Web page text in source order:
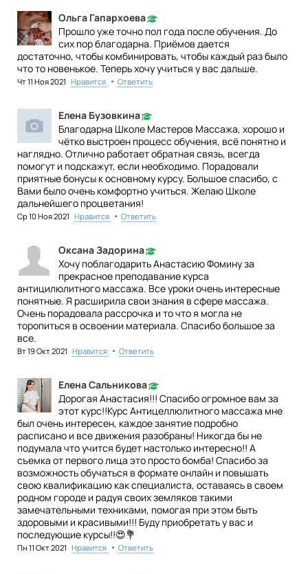
Ольга Гапархоева
Прошло уже точно пол года после обучения. До
сих пор благодарна. Приёмов дается
достаточно, чтобы комбинировать, чтобы каждый раз было
что то новенькое. Теперь хочу учиться у вас дальше.
Чт 11 Ноя 2021 Нравится • Ответить
Елена Бузовкина
Благодарна Школе Мастеров Массажа, хорошо и
чётко выстроен процесс обучения, всё понятно и
наглядно. Отлично работает обратная связь, всегда
помогут и подскажут, если необходимо. Порадовали
приятные бонусы к основному курсу. Большое спасибо, с
Вами было очень комфортно учиться. Желаю Школе
дальнейшего процветания!
Ср 10 Ноя 2021 Нравится • Ответить
Оксана Задорина
Хочу поблагодарить Анастасию Фомину за
прекрасное преподавание курса
антицилюлитного массажа. Все уроки очень интересные
понятные. Я расширила свои знания в сфере массажа.
Очень порадовала рассрочка и то что я могла не
торопиться в освоении материала. Спасибо большое за
все.
Вт 19 Окт 2021 Нравится • Ответить
Елена Сальникова
Дорогая Анастасия!!! Спасибо огромное вам за
этот курс!!Курс Антицеллюлитного массажа мне
был очень интересен, каждое занятие подробно
расписано и все движения разобраны! Никогда бы не
подумала что учится будет настолько интересно!! А
съемка от первого лица это просто бомба! Спасибо за
возможность обучаться в формате онлайн и повышать
свою квалификацию как специалиста, оставаясь в своем
родном городе и радуя своих земляков такими
замечательными техниками, помогая при этом быть
здоровыми и красивыми!!! Буду приобретать у вас и
последующие курсы!!😍💐
Пн 11 Окт 2021 Нравится • Ответить